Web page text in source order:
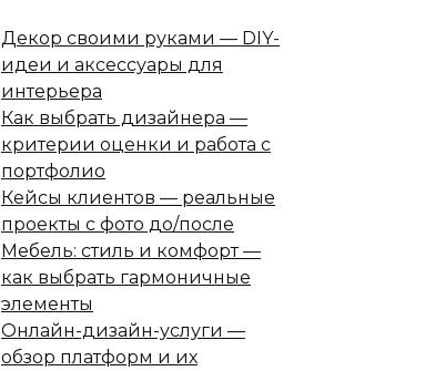
Декор своими руками — DIY-
идеи и аксессуары для
интерьера
Как выбрать дизайнера —
критерии оценки и работа с
портфолио
Кейсы клиентов — реальные
проекты с фото до/после
Мебель: стиль и комфорт —
как выбрать гармоничные
элементы
Онлайн-дизайн-услуги —
обзор платформ и их